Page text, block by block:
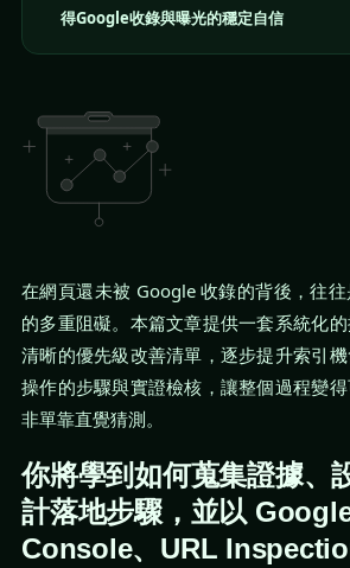
得Google收錄與曝光的穩定自信
在網頁還未被 Google 收錄的背後，往
的多重阻礙。本篇文章提供一套系統化
清晰的優先級改善清單，逐步提升索引
操作的步驟與實證檢核，讓整個過程變
非單靠直覺猜測。
你將學到如何蒐集證據、
計落地步驟，並以
Console、URL